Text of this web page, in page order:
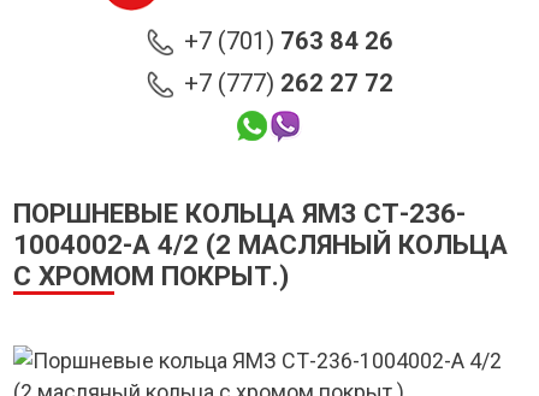
+7 (701) 763 84 26
+7 (777) 262 27 72
ПОРШНЕВЫЕ КОЛЬЦА ЯМЗ СТ-236-
1004002-А 4/2 (2 МАСЛЯНЫЙ КОЛЬЦА
С ХРОМОМ ПОКРЫТ.)